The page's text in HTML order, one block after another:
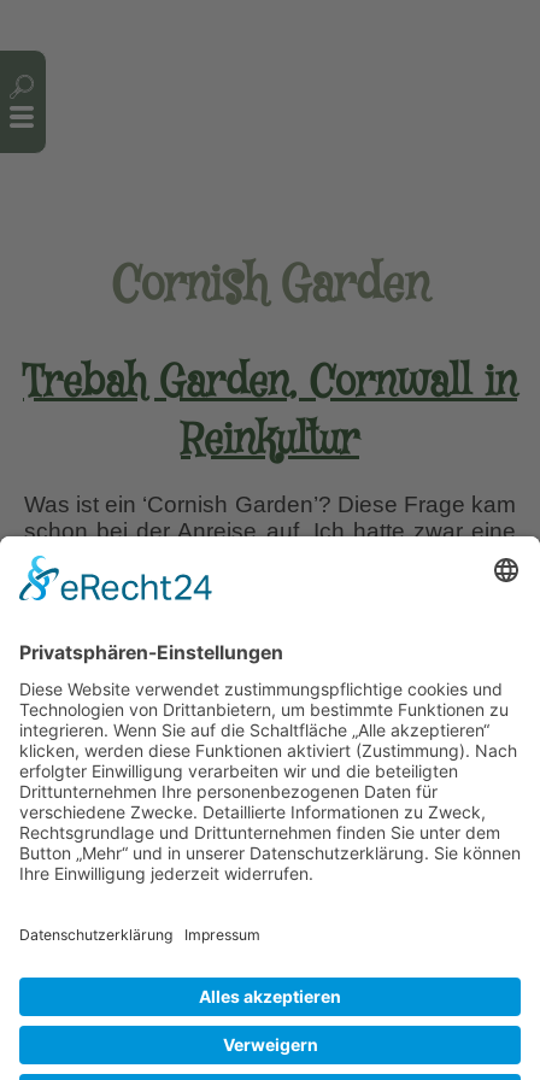
Cornish Garden
Trebah Garden, Cornwall in
Reinkultur
Was ist ein ‘Cornish Garden’? Diese Frage kam
schon bei der Anreise auf. Ich hatte zwar eine
bestimmte Vorstellung, konnte das meinen
Mitreisenden aber schwer vermitteln. Auf jeden
Landesteil von Großbritannien liegt. Die an
Devon angrenzende Südwestspitze der
Halbinsel ist mit…Trebah
Garden,
Cornwall
in
Reinkultur
Liebe Leser! Ihr könnt euch per E-Mail
informieren lassen, wenn neue Artikel auf
Wurzerlsgarten erscheinen.Folgt dafür einfach
diesem Link und gebt dort eure E-Mailadresse